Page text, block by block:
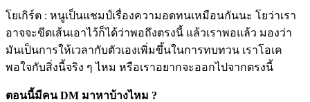
โยเกิร์ต : หนูเป็นแชมป์เรื่องความอดทนเหมือนกันนะ โยว่าเรา
อาจจะขีดเส้นเอาไว้ก็ได้ว่าพอถึงตรงนี้ แล้วเราพอแล้ว มองว่า
มันเป็นการให้เวลากับตัวเองเพิ่มขึ้นในการทบทวน เราโอเค
พอใจกับสิ่งนี้จริง ๆ ไหม หรือเราอยากจะออกไปจากตรงนี้
ตอนนี้มีคน DM มาหาบ้างไหม ?